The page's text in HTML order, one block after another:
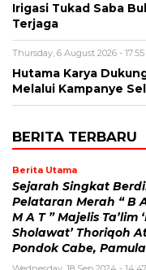
Irigasi Tukad Saba
Terjaga
Thursday, 6 August 2026 -
Hutama Karya
Melalui Kampanye
BERITA TERBARU
Berita Utama
Sejarah Singkat
Pelataran Merah “ B
M A T ” Majelis Ta’lim
Sholawat’ Thoriqoh
Pondok Cabe,